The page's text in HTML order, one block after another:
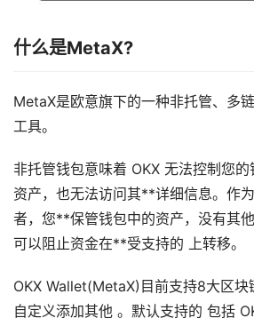
什么是MetaX?
MetaX是欧意旗下的一种非托管、多
工具。
非托管钱包意味着 OKX 无法控制您
资产，也无法访问其**详细信息。作
者，您**保管钱包中的资产，没有其
可以阻止资金在**受支持的 上转移。
OKX Wallet(MetaX)目前支持8大区块
自定义添加其他 。默认支持的 包括